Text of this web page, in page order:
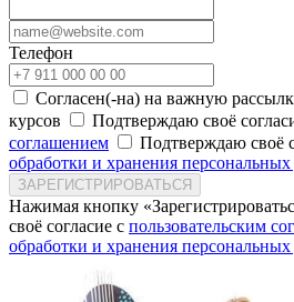
Телефон
Согласен(-на) на важную
курсов
Подтверждаю своё
соглашением
Подтверждаю своё
обработки и хранения
ЗАРЕГИСТРИРОВАТЬСЯ
Нажимая кнопку
своё согласие с пользовательским
обработки и хранения